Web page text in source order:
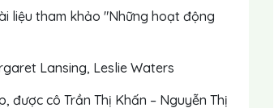
liệu tham khảo "Những hoạt động
Lansing, Leslie Waters
được cô Trần Thị Khấn – Nguyễn Thị